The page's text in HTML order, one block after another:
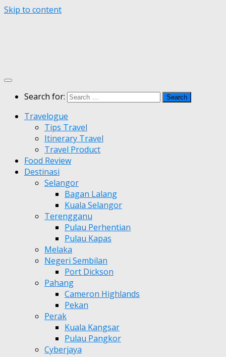
Skip to content
Search for:
Travelogue
Tips Travel
Itinerary Travel
Travel Product
Food Review
Destinasi
Selangor
Bagan Lalang
Kuala Selangor
Terengganu
Pulau Perhentian
Pulau Kapas
Melaka
Negeri Sembilan
Port Dickson
Pahang
Cameron Highlands
Pekan
Perak
Kuala Kangsar
Pulau Pangkor
Cyberjaya